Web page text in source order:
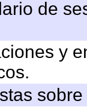
de
y